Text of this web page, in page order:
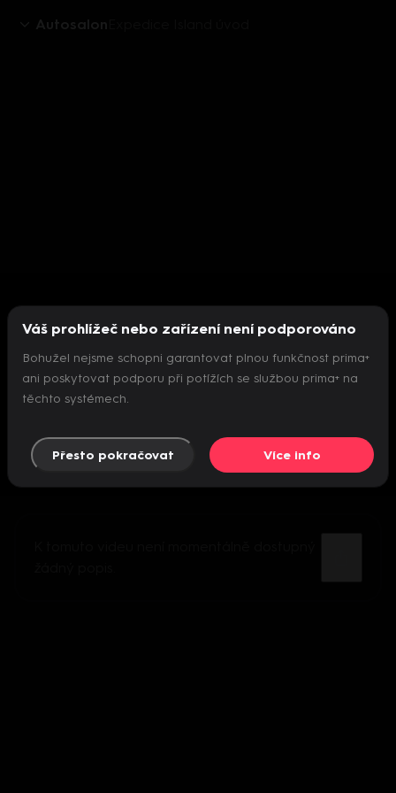
Autosalon
Nepodařilo se inicializovat přehrávač
Váš prohlížeč nebo zařízení není podporováno
Bohužel nejsme schopni garantovat plnou funkčnost prima+
ani poskytovat podporu při potížích se službou prima+ na
těchto systémech.
Přesto pokračovat Více info